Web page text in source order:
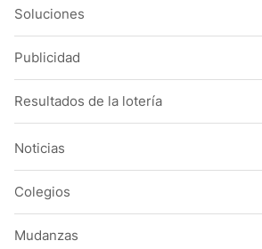
Soluciones
Publicidad
Resultados de la lotería
Noticias
Colegios
Mudanzas